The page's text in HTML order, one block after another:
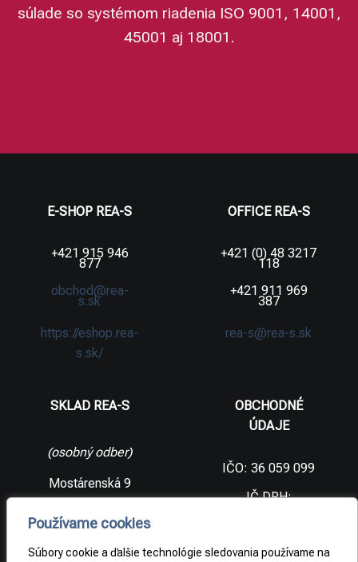
Používame cookies
Súbory cookie a ďalšie technológie sledovania používame na
súlade so systémom riadenia ISO 9001, 14001,
45001 aj 18001.
E-SHOP REA-S
+421 915 946
877
obchod@rea-
s.sk
https://eshop.rea-
s.sk/
OFFICE REA-S
+421 (0) 48 3217
118
+421 911 969
387
rea-s@rea-s.sk
SKLAD REA-S
(osobný odber)
Mostárenská 9
republika
OBCHODNÉ
ÚDAJE
IČO: 36 059 099
IČ DPH:
2021733065